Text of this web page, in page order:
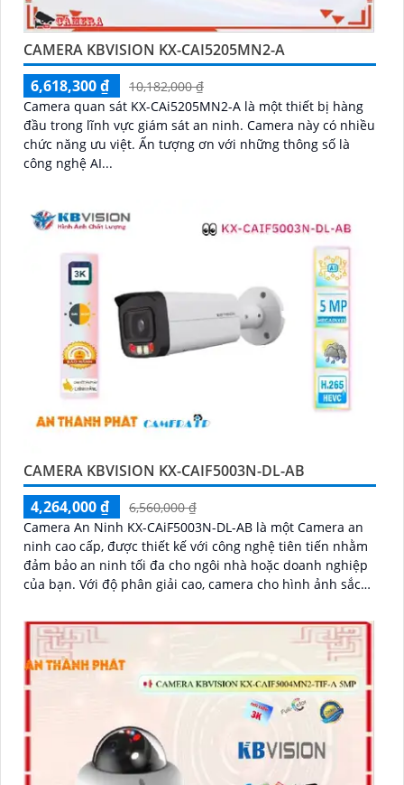
CAMERA KBVISION KX-CAI5205MN2-A
6,618,300 ₫
10,182,000 ₫
Camera quan sát KX-CAi5205MN2-A là một thiết bị hàng
đầu trong lĩnh vực giám sát an ninh. Camera này có nhiều
chức năng ưu việt. Ấn tượng ơn với những thông số là
công nghệ AI...
CAMERA KBVISION KX-CAIF5003N-DL-AB
4,264,000 ₫
6,560,000 ₫
Camera An Ninh KX-CAiF5003N-DL-AB là một Camera an
ninh cao cấp, được thiết kế với công nghệ tiên tiến nhằm
đảm bảo an ninh tối đa cho ngôi nhà hoặc doanh nghiệp
của bạn. Với độ phân giải cao, camera cho hình ảnh sắc